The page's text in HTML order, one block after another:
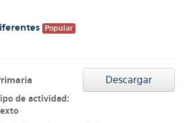
Popular
Descargar
de actividad: